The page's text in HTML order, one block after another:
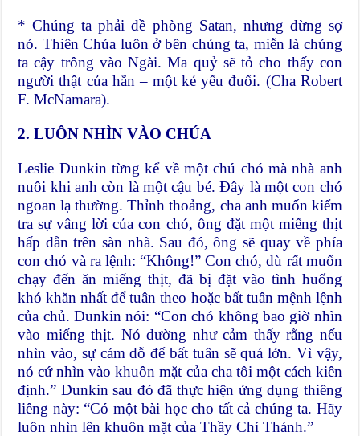
* Chúng ta phải đề phòng Satan, nhưng đừng sợ
nó. Thiên Chúa luôn ở bên chúng ta, miễn là chúng
ta cậy trông vào Ngài. Ma quỷ sẽ tỏ cho thấy con
người thật của hắn – một kẻ yếu đuối. (Cha Robert
F. McNamara).
2. LUÔN NHÌN VÀO CHÚA
Leslie Dunkin từng kể về một chú chó mà nhà anh
nuôi khi anh còn là một cậu bé. Đây là một con chó
ngoan lạ thường. Thỉnh thoảng, cha anh muốn kiểm
tra sự vâng lời của con chó, ông đặt một miếng thịt
hấp dẫn trên sàn nhà. Sau đó, ông sẽ quay về phía
con chó và ra lệnh: “Không!” Con chó, dù rất muốn
chạy đến ăn miếng thịt, đã bị đặt vào tình huống
khó khăn nhất để tuân theo hoặc bất tuân mệnh lệnh
của chủ. Dunkin nói: “Con chó không bao giờ nhìn
vào miếng thịt. Nó dường như cảm thấy rằng nếu
nhìn vào, sự cám dỗ để bất tuân sẽ quá lớn. Vì vậy,
nó cứ nhìn vào khuôn mặt của cha tôi một cách kiên
định.” Dunkin sau đó đã thực hiện ứng dụng thiêng
liêng này: “Có một bài học cho tất cả chúng ta. Hãy
luôn nhìn lên khuôn mặt của Thầy Chí Thánh.”